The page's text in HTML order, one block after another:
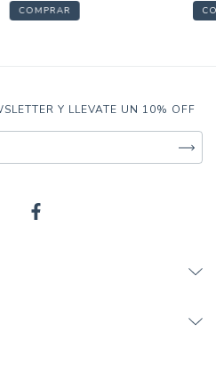
COMPRAR
Y LLEVATE UN 10% OFF